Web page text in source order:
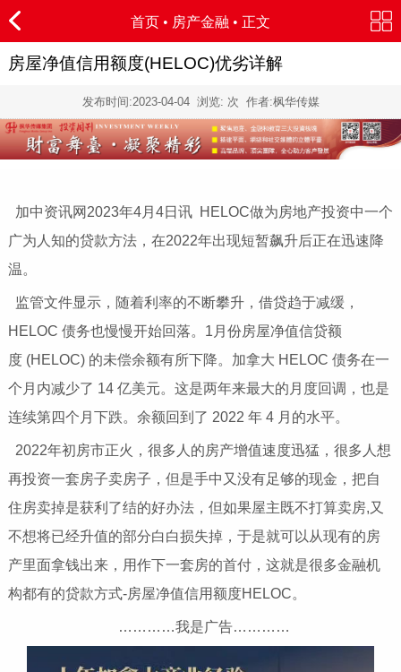
首页 • 房产金融 • 正文
房屋净值信用额度(HELOC)优劣详解
发布时间:2023-04-04浏览: 次 作者:枫华传媒
加中资讯网2023年4月4日讯 HELOC做为房地产投资中一个
广为人知的贷款方法，在2022年出现短暂飙升后正在迅速降
温。
监管文件显示，随着利率的不断攀升，借贷趋于减缓，
HELOC 债务也慢慢开始回落。1月份房屋净值信贷额
度 (HELOC) 的未偿余额有所下降。加拿大 HELOC 债务在一
个月内减少了 14 亿美元。这是两年来最大的月度回调，也是
连续第四个月下跌。余额回到了 2022 年 4 月的水平。
2022年初房市正火，很多人的房产增值速度迅猛，很多人想
再投资一套房子卖房子，但是手中又没有足够的现金，把自
住房卖掉是获利了结的好办法，但如果屋主既不打算卖房,又
不想将已经升值的部分白白损失掉，于是就可以从现有的房
产里面拿钱出来，用作下一套房的首付，这就是很多金融机
构都有的贷款方式-房屋净值信用额度HELOC。
…………我是广告…………